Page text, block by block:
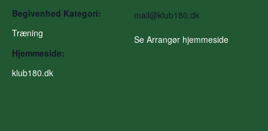
Begivenhed Kategori:
Træning
Hjemmeside:
klub180.dk
mail@klub180.dk
Se Arrangør hjemmeside